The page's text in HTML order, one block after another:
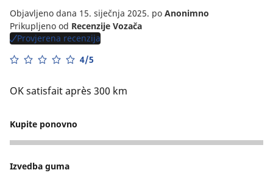
Objavljeno dana 15. siječnja 2025. po Anonimno
Prikupljeno od Recenzije Vozača
Provjerena recenzija
4/5
OK satisfait après 300 km
Kupite ponovno
5
Izvedba guma